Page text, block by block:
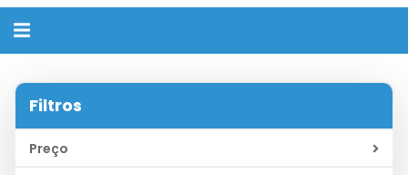
Alternar
navegação
Filtros
Preço